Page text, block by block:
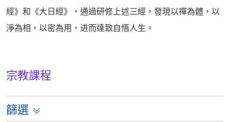
經》和《大日經》，通過研修上述三經，發現以禪為體，以
淨為相，以密為用，进而達致自悟人生。
宗教課程
篩選